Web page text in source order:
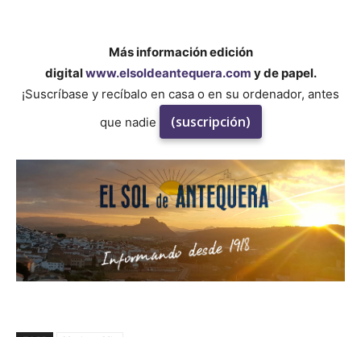
Más información edición
digitalwww.elsoldeantequera.com y de papel.
¡Suscríbase y recíbalo en casa o en su ordenador, antes
que nadie
(suscripción)